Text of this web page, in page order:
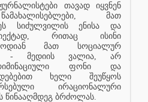
თავად იყვნენ
მათ
სიძულვილის ენისა და
რითაც ისინი
მოდიან მათ სოციალურ
- მედიის ვალია, არ
ფონი და
ხელი შეუწყოს
ირაციონალური
წინააღმდეგ ბრძოლას.